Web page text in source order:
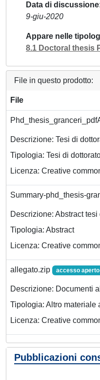
Data di discussione
9-giu-2020
Appare nelle
8.1 Doctoral thesis
File in questo prodotto:
File
Descrizione: Tesi di
Tipologia: Tesi di
Licenza: Creative
Summary-phd_thesis-
Descrizione: Abstract tesi
Tipologia: Abstract
Licenza: Creative
allegato.zip accesso aperto
Descrizione: Documenti
Tipologia: Altro materiale
Licenza: Creative
Pubblicazioni